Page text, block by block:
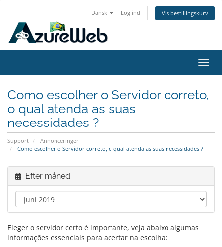
Dansk Log ind Vis bestillingskurv
Skift
Como escolher o Servidor correto,
o qual atenda as suas
necessidades ?
Support
Annonceringer
Como escolher o Servidor correto, o qual atenda as suas necessidades ?
Efter måned
Eleger o servidor certo é importante, veja abaixo algumas
informações essenciais para acertar na escolha: